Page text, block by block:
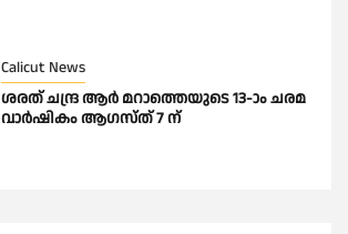
Calicut News
ശരത് ചന്ദ്ര ആർ മറാത്തെയുടെ 13-ാം ചരമ
വാർഷികം ആഗസ്ത് 7 ന്